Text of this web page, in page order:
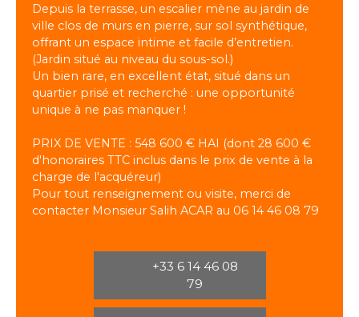
Depuis la terrasse, un escalier mène au jardin de
ville clos de murs en pierre, sur sol synthétique,
offrant un espace intime et facile d’entretien.
(Jardin situé au niveau du sous-sol.)
Un bien rare, en excellent état, situé dans un
quartier prisé et recherché : une opportunité
unique à ne pas manquer !
PRIX DE VENTE : 548 600 € HAI (dont 28 600 €
d'honoraires TTC inclus dans le prix de vente à la
charge de l'acquéreur)
Pour tout renseignement ou visite, merci de
contacter Monsieur Salih ACAR au 06 14 46 08 79
+33 6 14 46 08
79